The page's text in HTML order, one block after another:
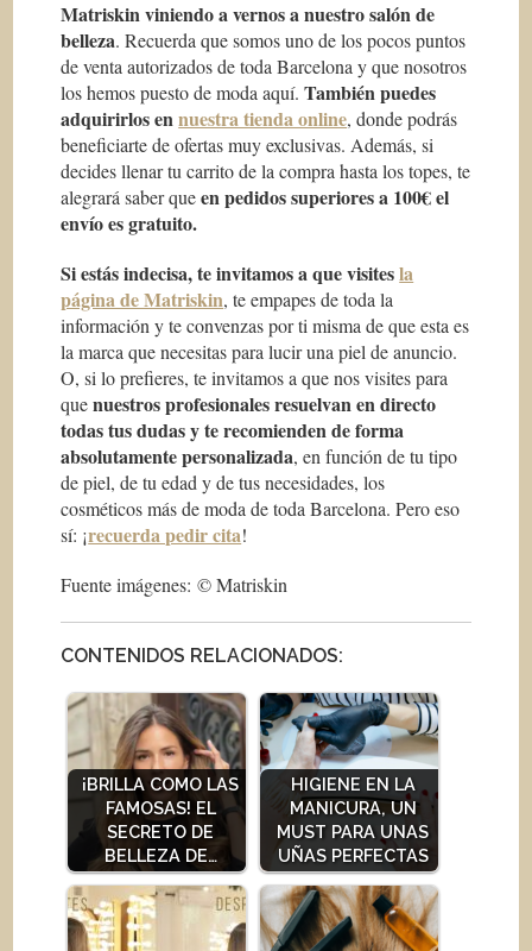
Matriskin viniendo a vernos a nuestro salón de
belleza. Recuerda que somos uno de los pocos puntos
de venta autorizados de toda Barcelona y que nosotros
los hemos puesto de moda aquí.También puedes
adquirirlos ennuestra tienda online, donde podrás
beneficiarte de ofertas muy exclusivas. Además, si
decides llenar tu carrito de la compra hasta los topes, te
alegrará saber queen pedidos superiores a 100€ el
envío es gratuito.
Si estás indecisa, te invitamos a que visitesla
página de Matriskin, te empapes de toda la
información y te convenzas por ti misma de que esta es
la marca que necesitas para lucir una piel de anuncio.
O, si lo prefieres, te invitamos a que nos visites para
quenuestros profesionales resuelvan en directo
todas tus dudas y te recomienden de forma
absolutamente personalizada, en función de tu tipo
de piel, de tu edad y de tus necesidades, los
cosméticos más de moda de toda Barcelona. Pero eso
sí: ¡recuerda pedir cita!
Fuente imágenes: © Matriskin
CONTENIDOS RELACIONADOS:
¡BRILLA COMO LAS
FAMOSAS! EL
SECRETO DE
BELLEZA DE…
HIGIENE EN LA
MANICURA, UN
MUST PARA UNAS
UÑAS PERFECTAS